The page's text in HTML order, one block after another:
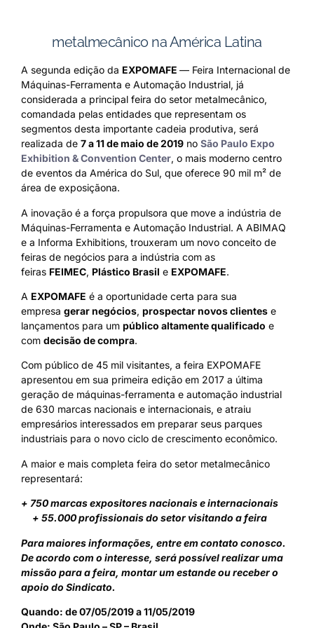
metalmecânico na América Latina
A segunda edição da EXPOMAFE — Feira Internacional de
Máquinas-Ferramenta e Automação Industrial, já
considerada a principal feira do setor metalmecânico,
comandada pelas entidades que representam os
segmentos desta importante cadeia produtiva, será
realizada de 7 a 11 de maio de 2019 no São Paulo Expo
Exhibition & Convention Center, o mais moderno centro
de eventos da América do Sul, que oferece 90 mil m² de
área de exposiçãona.
A inovação é a força propulsora que move a indústria de
Máquinas-Ferramenta e Automação Industrial. A ABIMAQ
e a Informa Exhibitions, trouxeram um novo conceito de
feiras de negócios para a indústria com as
feiras FEIMEC, Plástico Brasil e EXPOMAFE.
A EXPOMAFE é a oportunidade certa para sua
empresa gerar negócios, prospectar novos clientes e
lançamentos para um público altamente qualificado e
com decisão de compra.
Com público de 45 mil visitantes, a feira EXPOMAFE
apresentou em sua primeira edição em 2017 a última
geração de máquinas-ferramenta e automação industrial
de 630 marcas nacionais e internacionais, e atraiu
empresários interessados em preparar seus parques
industriais para o novo ciclo de crescimento econômico.
A maior e mais completa feira do setor metalmecânico
representará:
+ 750 marcas expositores nacionais e internacionais
+ 55.000 profissionais do setor visitando a feira
Para maiores informações, entre em contato conosco.
De acordo com o interesse, será possível realizar uma
missão para a feira, montar um estande ou receber o
apoio do Sindicato.
Quando: de 07/05/2019 a 11/05/2019